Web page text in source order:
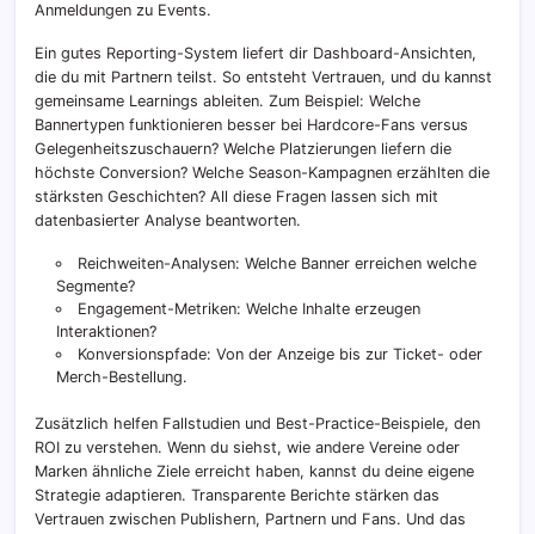
Anmeldungen zu Events.
Ein gutes Reporting-System liefert dir Dashboard-Ansichten,
die du mit Partnern teilst. So entsteht Vertrauen, und du kannst
gemeinsame Learnings ableiten. Zum Beispiel: Welche
Bannertypen funktionieren besser bei Hardcore-Fans versus
Gelegenheitszuschauern? Welche Platzierungen liefern die
höchste Conversion? Welche Season-Kampagnen erzählten die
stärksten Geschichten? All diese Fragen lassen sich mit
datenbasierter Analyse beantworten.
Reichweiten-Analysen: Welche Banner erreichen welche
Segmente?
Engagement-Metriken: Welche Inhalte erzeugen
Interaktionen?
Konversionspfade: Von der Anzeige bis zur Ticket- oder
Merch-Bestellung.
Zusätzlich helfen Fallstudien und Best-Practice-Beispiele, den
ROI zu verstehen. Wenn du siehst, wie andere Vereine oder
Marken ähnliche Ziele erreicht haben, kannst du deine eigene
Strategie adaptieren. Transparente Berichte stärken das
Vertrauen zwischen Publishern, Partnern und Fans. Und das